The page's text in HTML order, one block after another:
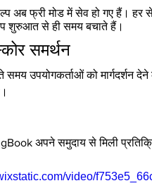
अब फ्री मोड में सेव हो गए हैं। हर
शुरुआत से ही समय बचाते हैं।
समर्थन
समय उपयोगकर्ताओं को मार्गदर्शन
अपने समुदाय से मिली
video/